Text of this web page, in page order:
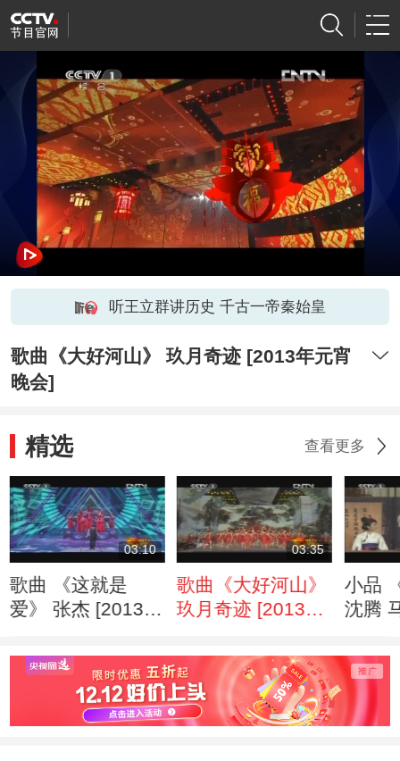
听王立群讲历史 千古一帝秦始皇
歌曲《大好河山》 玖月奇迹 [2013年元宵
晚会]
精选 查看更多
03:10
歌曲 《这就是
爱》 张杰 [2013年
03:35
歌曲《大好河山》
玖月奇迹 [2013年
小品
沈腾
伦 魏
伦
会]